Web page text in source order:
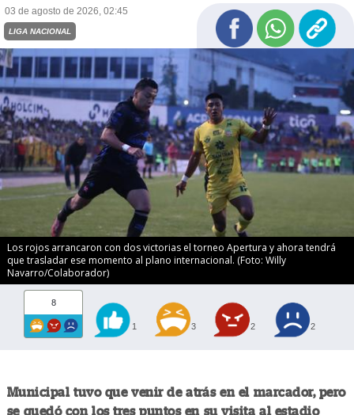
03 de agosto de 2026, 02:45
LIGA NACIONAL
Los rojos arrancaron con dos victorias el torneo Apertura y ahora tendrá
que trasladar ese momento al plano internacional. (Foto: Willy
Navarro/Colaborador)
8
1 3 2 2
Municipal tuvo que venir de atrás en el marcador, pero
se quedó con los tres puntos en su visita al estadio